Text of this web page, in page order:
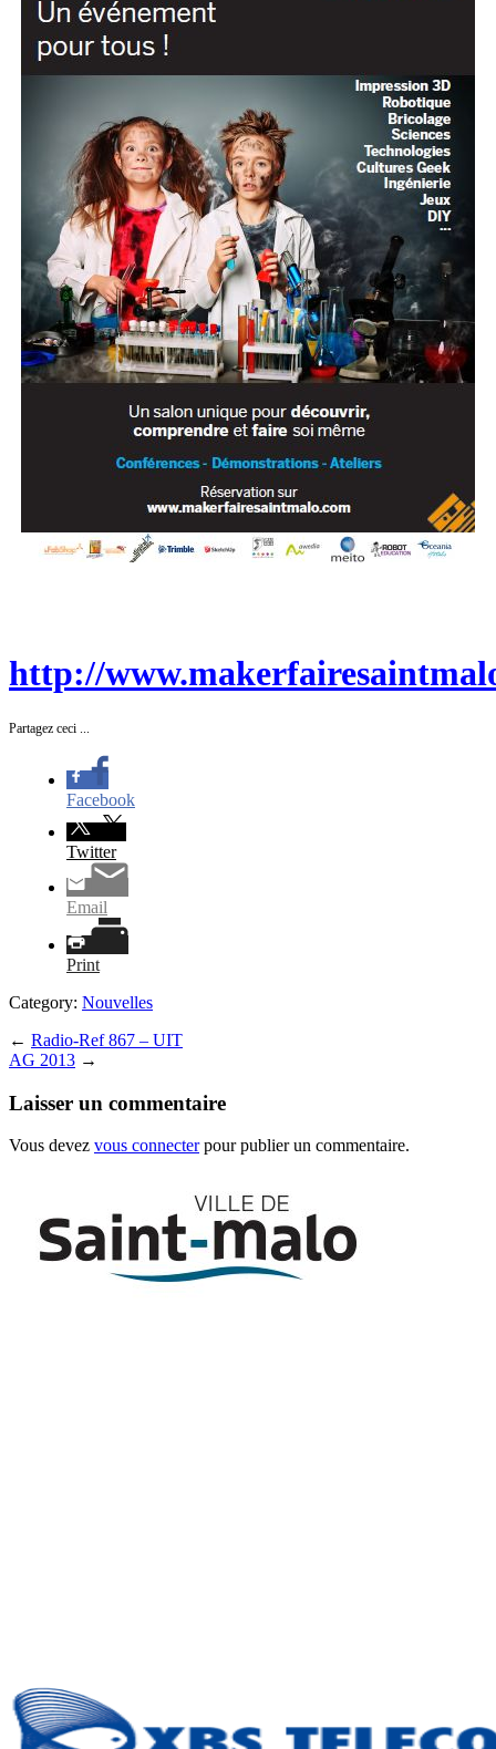
http://
Partagez ceci ...
Facebook
Twitter
Email
Print
Category: Nouvelles
← Radio-Ref 867 – UIT
AG 2013 →
Laisser un commentaire
Vous devez vous connecterpour publier un commentaire.